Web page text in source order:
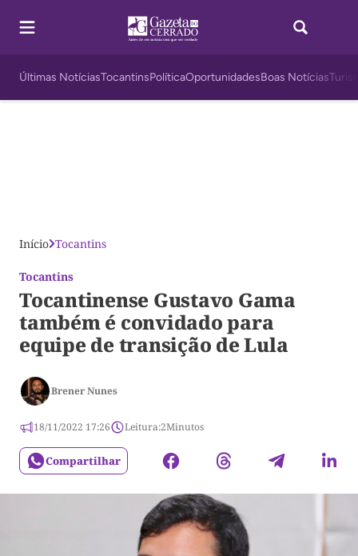
Últimas NotíciasTocantinsPolíticaOportunidadesBoas Notícias
Início Tocantins
Tocantins
Tocantinense Gustavo Gama
também é convidado para
equipe de transição de Lula
Brener Nunes
18/11/2022 17:26 Leitura:2Minutos
Compartilhar